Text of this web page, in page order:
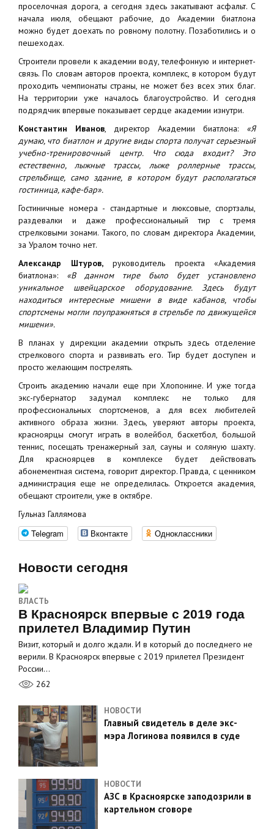
проселочная дорога, а сегодня здесь закатывают асфальт. С
начала июля, обещают рабочие, до Академии биатлона
можно будет доехать по ровному полотну. Позаботились и о
пешеходах.
Строители провели к академии воду, телефонную и интернет-
связь. По словам авторов проекта, комплекс, в котором будут
проходить чемпионаты страны, не может без всех этих благ.
На территории уже началось благоустройство. И сегодня
подрядчик впервые показывает сердце академии изнутри.
Константин Иванов, директор Академии биатлона: «Я
думаю, что биатлон и другие виды спорта получат серьезный
учебно-тренировочный центр. Что сюда входит? Это
естественно, лыжные трассы, лыже роллерные трассы,
стрельбище, само здание, в котором будут располагаться
гостиница, кафе-бар».
Гостиничные номера - стандартные и люксовые, спортзалы,
раздевалки и даже профессиональный тир с тремя
стрелковыми зонами. Такого, по словам директора Академии,
за Уралом точно нет.
Александр Штуров,руководитель проекта «Академия
биатлона»: «В данном тире было будет установлено
уникальное швейцарское оборудование. Здесь будут
находиться интересные мишени в виде кабанов, чтобы
спортсмены могли поупражняться в стрельбе по движущейся
мишени».
В планах у дирекции академии открыть здесь отделение
стрелкового спорта и развивать его. Тир будет доступен и
просто желающим пострелять.
Строить академию начали еще при Хлопонине. И уже тогда
экс-губернатор задумал комплекс не только для
профессиональных спортсменов, а для всех любителей
активного образа жизни. Здесь, уверяют авторы проекта,
красноярцы смогут играть в волейбол, баскетбол, большой
теннис, посещать тренажерный зал, сауны и соляную шахту.
Для красноярцев в комплексе будет действовать
абонементная система, говорит директор. Правда, с ценником
администрация еще не определилась. Откроется академия,
обещают строители, уже в октябре.
Гульназ Галлямова
Telegram Вконтакте Одноклассники
Новости сегодня
ВЛАСТЬ
В Красноярск впервые с 2019 года
прилетел Владимир Путин
Визит, который и долго ждали. И в который до последнего не
верили. В Красноярск впервые с 2019 прилетел Президент
России…
262
НОВОСТИ
Главный свидетель в деле экс-
мэра Логинова появился в суде
НОВОСТИ
АЗС в Красноярске заподозрили в
картельном сговоре